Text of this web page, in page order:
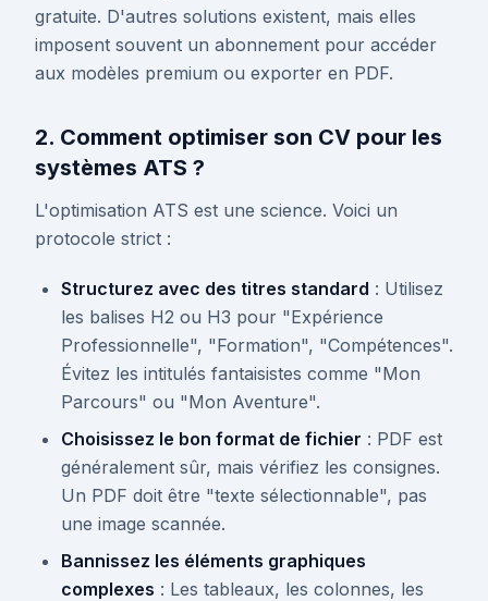
gratuite. D'autres solutions existent, mais elles
imposent souvent un abonnement pour accéder
aux modèles premium ou exporter en PDF.
2. Comment optimiser son CV pour les
systèmes ATS ?
L'optimisation ATS est une science. Voici un
protocole strict :
Structurez avec des titres standard : Utilisez
les balises H2 ou H3 pour "Expérience
Professionnelle", "Formation", "Compétences".
Évitez les intitulés fantaisistes comme "Mon
Parcours" ou "Mon Aventure".
Choisissez le bon format de fichier : PDF est
généralement sûr, mais vérifiez les consignes.
Un PDF doit être "texte sélectionnable", pas
une image scannée.
Bannissez les éléments graphiques
complexes : Les tableaux, les colonnes, les